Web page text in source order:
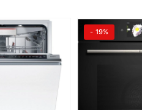
- 19%